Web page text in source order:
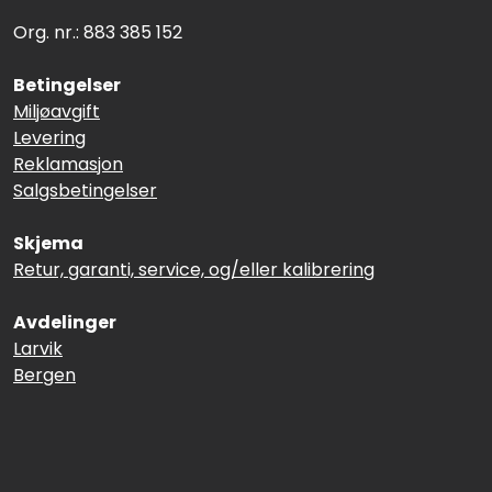
Org. nr.: 883 385 152
Betingelser
Miljøavgift
Levering
Reklamasjon
Salgsbetingelser
Skjema
Retur, garanti, service, og/eller kalibrering
Avdelinger
Larvik
Bergen